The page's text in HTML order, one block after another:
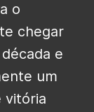
o
chegar
e
um
vitória